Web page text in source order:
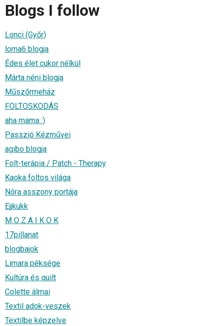
Blogs I follow
Lonci (Győr)
loma6 blogja
Édes élet cukor nélkül
Márta néni blogja
Műszőrmeház
FOLTOSKODÁS
aha mama :)
Passzió Kézművei
agibo blogja
Folt-terápia / Patch - Therapy
Kaoka foltos világa
Nóra asszony portája
Ejjkukk
M O Z A I K O K
17pillanat
blogbajok
Limara péksége
Kultúra és quilt
Colette álmai
Textil adok-veszek
Textilbe képzelve